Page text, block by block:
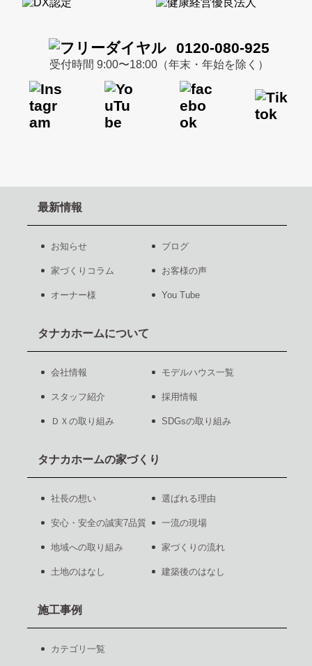
0120-080-925
受付時間 9:00〜18:00（年末・年始を除く）
最新情報
お知らせ ブログ
家づくりコラム お客様の声
オーナー様 You Tube
タナカホームについて
会社情報 モデルハウス一覧
スタッフ紹介 採用情報
ＤＸの取り組み SDGsの取り組み
タナカホームの家づくり
社長の想い 選ばれる理由
安心・安全の誠実7品質 一流の現場
地域への取り組み 家づくりの流れ
土地のはなし 建築後のはなし
施工事例
カテゴリ一覧